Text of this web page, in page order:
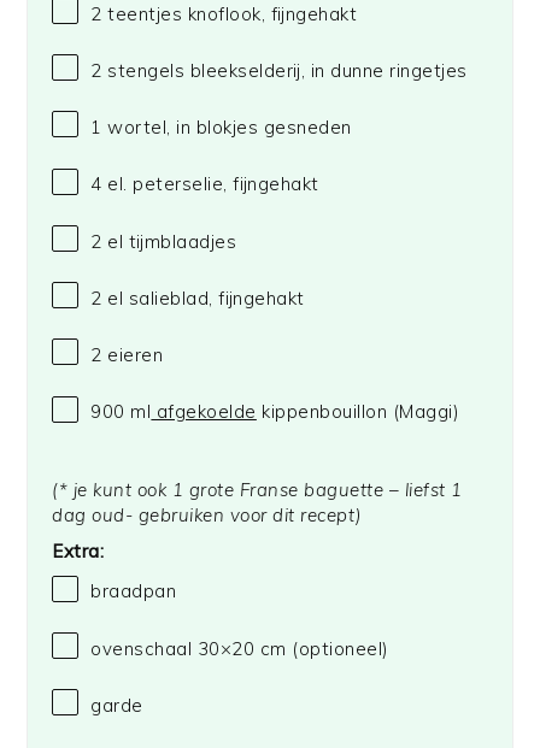
2 teentjes knoflook, fijngehakt
2 stengels bleekselderij, in dunne ringetjes
1 wortel, in blokjes gesneden
4 el. peterselie, fijngehakt
2 el tijmblaadjes
2 el salieblad, fijngehakt
2 eieren
900 ml afgekoelde kippenbouillon (Maggi)
(* je kunt ook 1 grote Franse baguette – liefst 1
dag oud- gebruiken voor dit recept)
Extra:
braadpan
ovenschaal 30×20 cm (optioneel)
garde